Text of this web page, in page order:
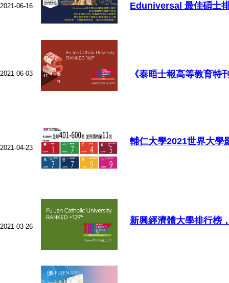
2021-06-16 Eduniversal 最佳碩士
2021-06-03 《泰晤士報高等教育
2021-04-23
輔仁大學2021世界大學
2021-03-26
新興經濟體大學排行榜